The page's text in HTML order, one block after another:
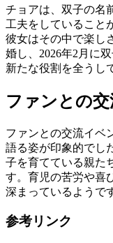
チョアは、双子の名
工夫をしていること
彼女はその中で楽し
婚し、2026年2月に
新たな役割を全うし
ファンとの
ファンとの交流イベ
語る姿が印象的でし
子を育てている親た
す。育児の苦労や喜
深まっているようで
参考リンク